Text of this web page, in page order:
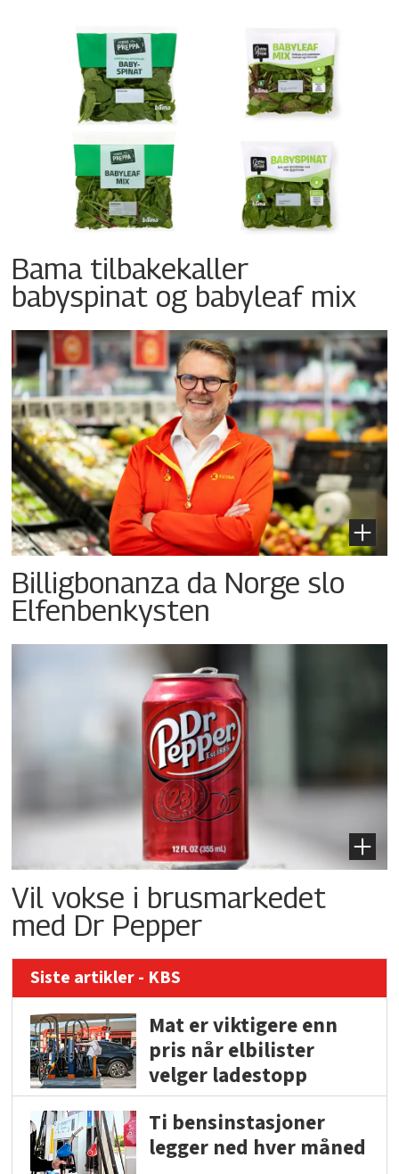
Bama tilbakekaller
babyspinat og babyleaf mix
Billigbonanza da Norge slo
Elfenbenkysten
Vil vokse i brusmarkedet
med Dr Pepper
Siste artikler - KBS
Mat er viktigere enn
pris når elbilister
velger ladestopp
Ti bensinstasjoner
legger ned hver måned